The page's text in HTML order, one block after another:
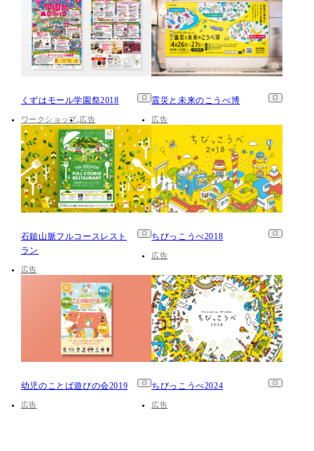
くずはモール学園祭2018
ワークショップ 広告
震災と未来のこうべ博
広告
石鎚山脈フルコースレスト
ラン
広告
ちびっこうべ2018
広告
幼児のことば遊びの会2019
広告
ちびっこうべ2024
広告